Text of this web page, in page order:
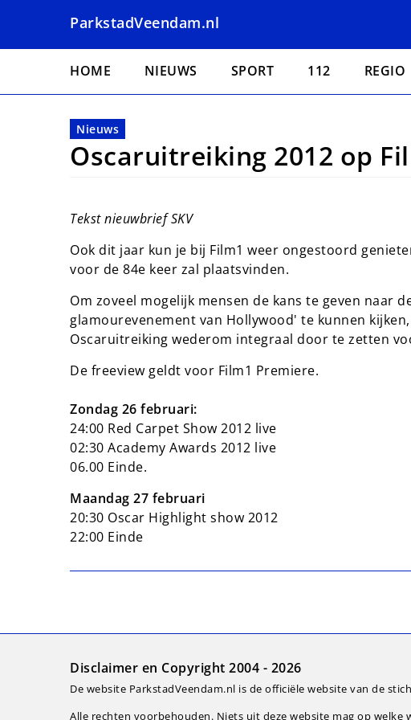
naar
ParkstadVeendam.nl
Hoofdnavigatie
HOME NIEUWS SPORT 112 REGIO
Nieuws
Oscaruitreiking 2012 op
Tekst nieuwbrief SKV
Ook dit jaar kun je bij Film1 weer ongestoord
voor de 84e keer zal plaatsvinden.
Om zoveel mogelijk mensen de kans te geven naar
glamourevenement van Hollywood' te kunnen
Oscaruitreiking wederom integraal door te zetten
De freeview geldt voor Film1 Premiere.
Zondag 26 februari:
24:00 Red Carpet Show 2012 live
02:30 Academy Awards 2012 live
06.00 Einde.
Maandag 27 februari
20:30 Oscar Highlight show 2012
22:00 Einde
Disclaimer en Copyright 2004 - 2026
De website ParkstadVeendam.nl is de officiële website van de
Alle rechten voorbehouden. Niets uit deze website mag op